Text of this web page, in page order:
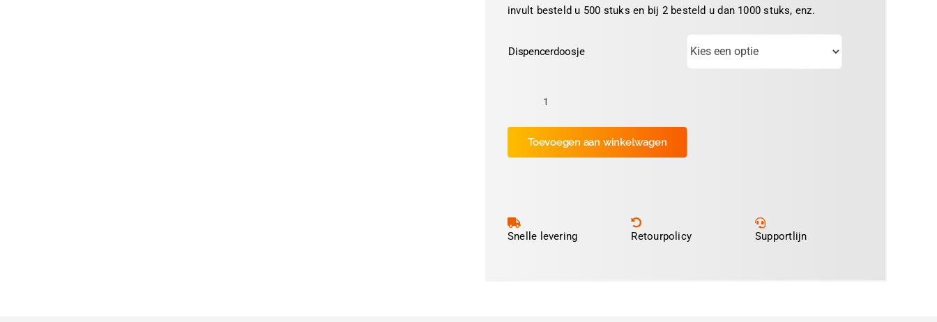
invult besteld u 500 stuks en bij 2 besteld u dan 1000 stuks, enz.
Dispencerdoosje
Keuringssticker
Ø30mm
"NEN3140"
(Grijs)
Toevoegen aan winkelwagen
Snelle levering Retourpolicy Supportlijn